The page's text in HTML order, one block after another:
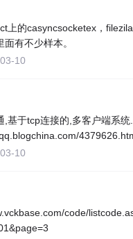
上的casyncsocketex，
面有不少样本。
10
,基于tcp连接的,多客户端系统.
10
code/